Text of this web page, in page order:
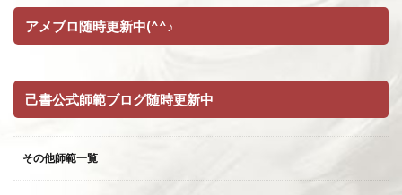
アメブロ随時更新中(^^♪
己書公式師範ブログ随時更新中
その他師範一覧